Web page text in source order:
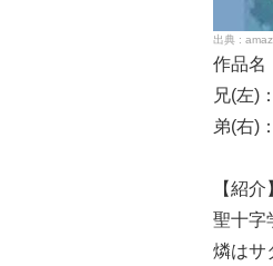
作品名
兄(左)
弟(右)
【紹介
聖十字
燐はサ